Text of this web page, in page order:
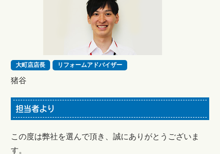
大町店店長 リフォームアドバイザー
猪谷
担当者より
この度は弊社を選んで頂き、誠にありがとうございま
す。